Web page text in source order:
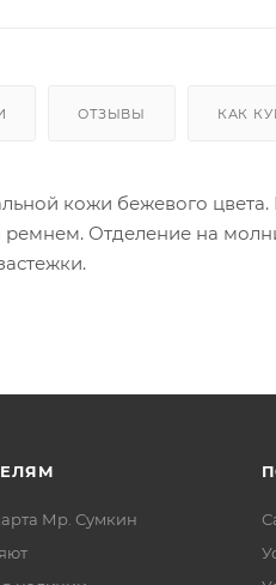
ОТЗЫВЫ КАК
кожи бежевого
Отделение на
Мр. Сумкин